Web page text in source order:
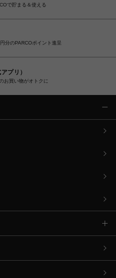
で貯まる＆使える
分のPARCOポイント進呈
プリ）
お買い物がオトクに